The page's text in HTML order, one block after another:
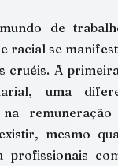
de
racial se
cruéis. A primeira
uma
remuneração
mesmo
profissionais